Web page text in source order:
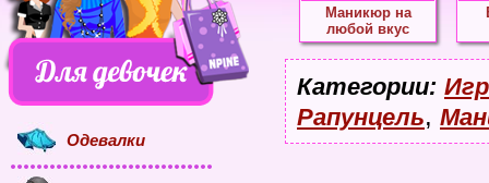
Маникюр на
любой вкус
Категории:
Рапунцель,
Одевалки